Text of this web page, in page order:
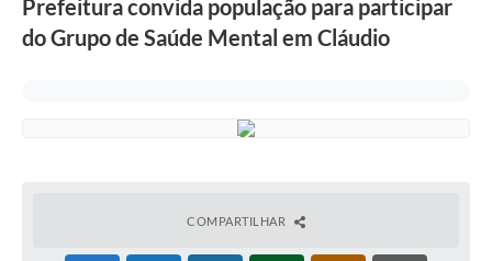
Prefeitura convida população para participar
do Grupo de Saúde Mental em Cláudio
COMPARTILHAR